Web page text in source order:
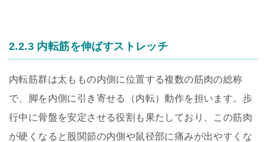
2.2.3 内転筋を伸ばすストレッチ
内転筋群は太ももの内側に位置する複数の筋肉の総称
で、脚を内側に引き寄せる（内転）動作を担います。歩
行中に骨盤を安定させる役割も果たしており、この筋肉
が硬くなると股関節の内側や鼠径部に痛みが出やすくな